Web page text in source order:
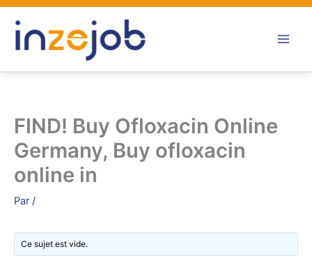
Aller
contenu
FIND! Buy Ofloxacin Online
Germany, Buy ofloxacin
online in
Par /
Ce sujet est vide.